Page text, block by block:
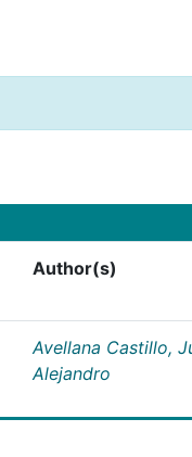
Author(s)
Avellana Castillo,
Alejandro